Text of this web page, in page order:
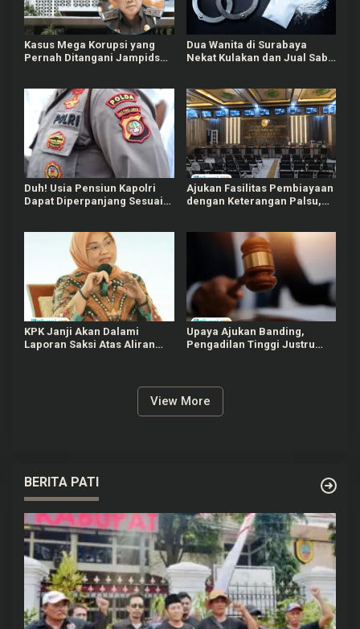
Kasus Mega Korupsi yang
Pernah Ditangani Jampidsus
MBG
Dua Wanita di Surabaya
Nekat Kulakan dan Jual Sabu
Duh! Usia Pensiun Kapolri
Dapat Diperpanjang Sesuai
Ajukan Fasilitas Pembiayaan
dengan Keterangan Palsu,
KPK Janji Akan Dalami
Laporan Saksi Atas Aliran
Upaya Ajukan Banding,
Pengadilan Tinggi Justru
View More
BERITA PATI